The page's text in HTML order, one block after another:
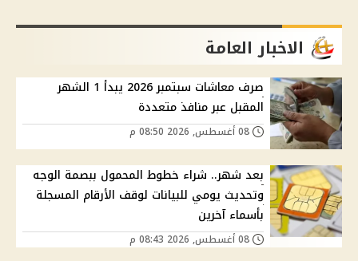
الاخبار العامة
صرف معاشات سبتمبر 2026 يبدأ 1 الشهر
المقبل عبر منافذ متعددة
بعد شهر.. شراء خطوط المحمول ببصمة الوجه
وتحديث يومي للبيانات لوقف الأرقام المسجلة
بأسماء آخرين